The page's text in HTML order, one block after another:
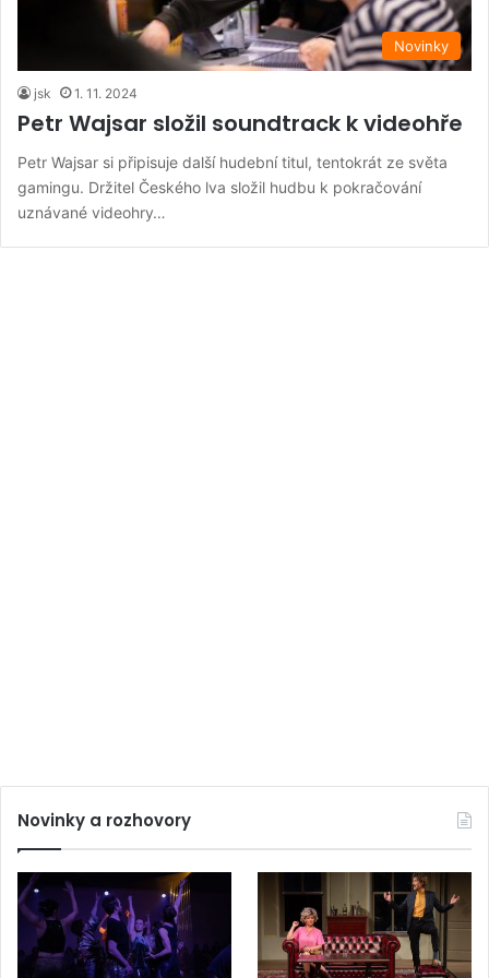
Novinky
jsk 1. 11. 2024
Petr Wajsar složil soundtrack k videohře
Petr Wajsar si připisuje další hudební titul, tentokrát ze světa
gamingu. Držitel Českého lva složil hudbu k pokračování
uznávané videohry…
Novinky a rozhovory